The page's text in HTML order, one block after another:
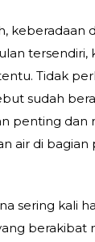
keberadaan
tersendiri,
Tidak
sudah
penting dan
air di bagian
sering kali